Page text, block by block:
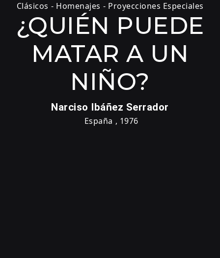
Clásicos - Homenajes - Proyecciones Especiales
¿QUIÉN PUEDE
MATAR A UN
NIÑO?
Narciso Ibáñez Serrador
España , 1976